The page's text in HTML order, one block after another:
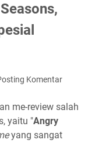
Komentar
me-review salah
yaitu "Angry
yang sangat